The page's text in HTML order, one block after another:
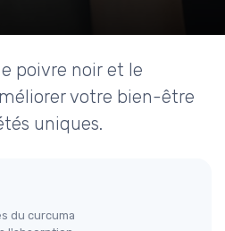
poivre noir et le
votre bien-être
uniques.
du curcuma